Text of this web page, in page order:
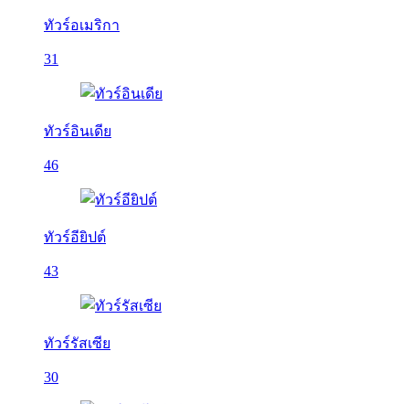
ทัวร์อเมริกา
31
ทัวร์อินเดีย
46
ทัวร์อียิปต์
43
ทัวร์รัสเซีย
30